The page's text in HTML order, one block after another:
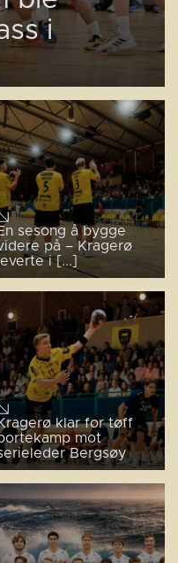
i
sesong å bygge
på – Kragerø
i [...]
klar for tøff
mot
Bergsøy